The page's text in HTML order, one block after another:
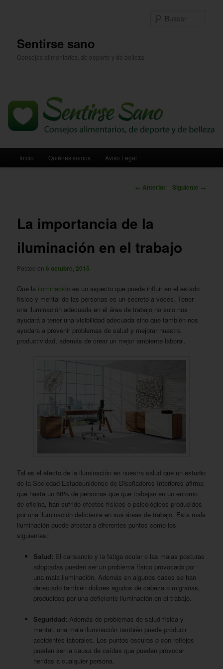
Sentirse sano
Consejos alimentarios, de deporte y de belleza
principal
Inicio Quiénes somos Aviso Legal
Navegación
← Anterior Siguiente →
La importancia de la
iluminación en el trabajo
Posted on6 octubre, 2015
Que lailuminación es un aspecto que puede influir en el estado
físico y mental de las personas es un secreto a voces. Tener
una iluminación adecuada en el área de trabajo no solo nos
ayudará a tener una visibilidad adecuada sino que también nos
ayudara a prevenir problemas de salud y mejorar nuestra
productividad, además de crear un mejor ambiente laboral.
Tal es el efecto de la iluminación en nuestra salud que un estudio
de la Sociedad Estadounidense de Diseñadores Interiores afirma
que hasta un 68% de personas que que trabajan en un entorno
de oficina, han sufrido efectos físicos o psicológicos producidos
por una iluminación deficiente en sus áreas de trabajo. Esta mala
iluminación puede afectar a diferentes puntos como los
siguientes:
Salud: El cansancio y la fatiga ocular o las malas posturas
adoptadas pueden ser un problema físico provocado por
una mala iluminación. Además en algunos casos se han
detectado también dolores agudos de cabeza o migrañas,
producidos por una deficiente iluminación en el trabajo.
Seguridad: Además de problemas de salud física y
mental, una mala iluminación también puede producir
accidentes laborales. Los puntos oscuros o con reflejos
pueden ser la causa de caídas que pueden provocar
heridas a cualquier persona.